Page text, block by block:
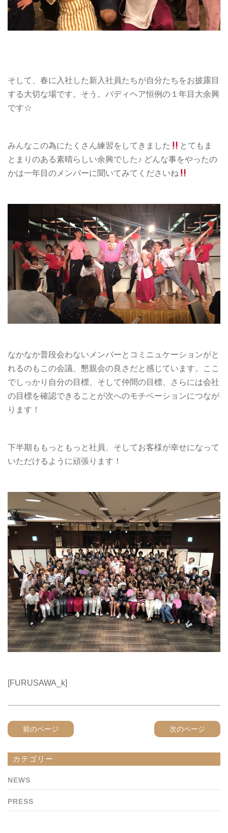
そして、春に入社した新入社員たちが自分たちをお披露目
する大切な場です。そう。バディヘア恒例の１年目大余興
です☆
みんなこの為にたくさん練習をしてきました
とてもま
とまりのある素晴らしい余興でした♪ どんな事をやったの
かは一年目のメンバーに聞いてみてくださいね
なかなか普段会わないメンバーとコミニュケーションがと
れるのもこの会議、懇親会の良さだと感じています。ここ
でしっかり自分の目標、そして仲間の目標、さらには会社
の目標を確認できることが次へのモチベーションにつなが
ります！
下半期ももっともっと社員、そしてお客様が幸せになって
いただけるように頑張ります！
[FURUSAWA_k]
前のページ 次のページ
カテゴリー
NEWS
PRESS